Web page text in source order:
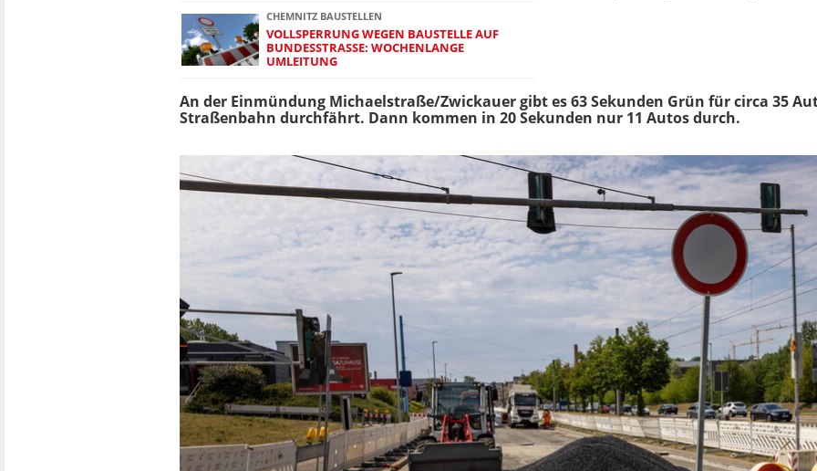
CHEMNITZ BAUSTELLEN
VOLLSPERRUNG WEGEN BAUSTELLE AUF
BUNDESSTRASSE: WOCHENLANGE U
MLEITUNG
An der Einmündung Michaelstraße/Zwickauer gibt es 63 Sekunden Grün für circa 35
Straßenbahn durchfährt. Dann kommen in 20 Sekunden nur 11 Autos durch.